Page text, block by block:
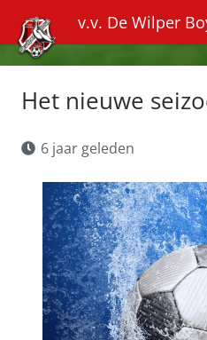
v.v. De Wilper
Het nieuwe
6 jaar geleden